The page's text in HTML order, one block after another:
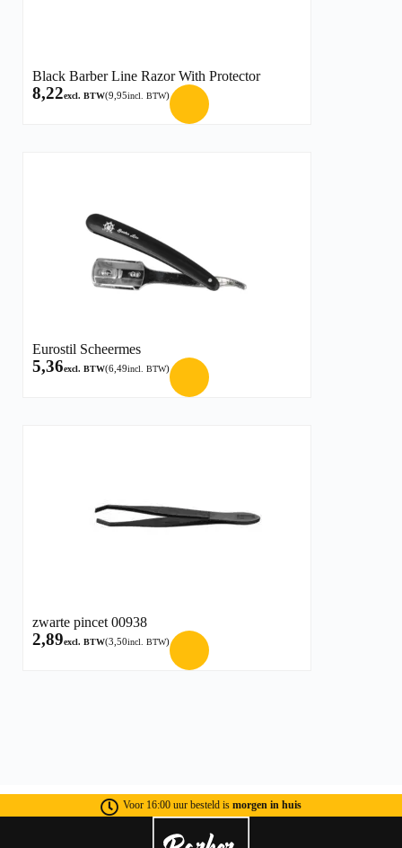
Black Barber Line Razor With Protector
8,22excl. BTW(9,95incl. BTW)
Eurostil Scheermes
5,36excl. BTW(6,49incl. BTW)
zwarte pincet 00938
2,89excl. BTW(3,50incl. BTW)
Voor 16:00 uur besteld is morgen in huis